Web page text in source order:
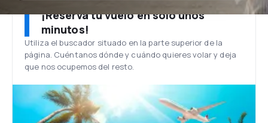
¡Reserva tu vuelo en solo unos
minutos!
Utiliza el buscador situado en la parte superior de la
página. Cuéntanos dónde y cuándo quieres volar y deja
que nos ocupemos del resto.